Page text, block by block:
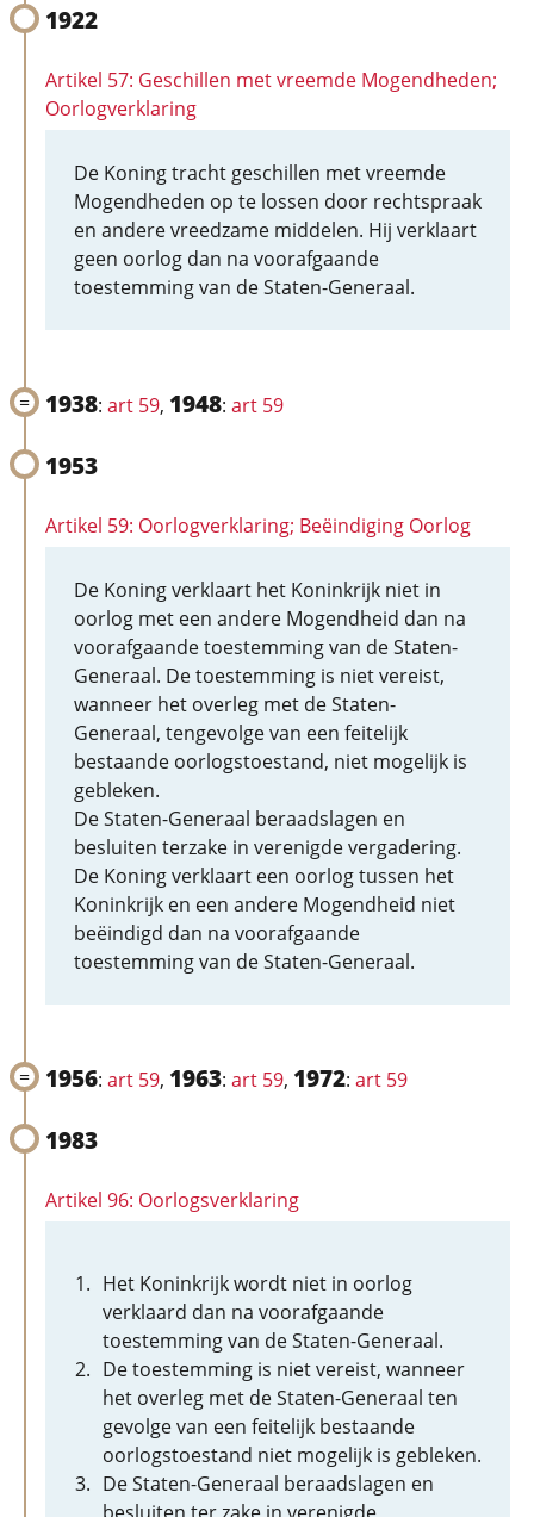
1922
Artikel 57: Geschillen met vreemde Mogendheden;
Oorlogverklaring
De Koning tracht geschillen met vreemde
Mogendheden op te lossen door rechtspraak
en andere vreedzame middelen. Hij verklaart
geen oorlog dan na voorafgaande
toestemming van de Staten-Generaal.
1938: art 59, 1948: art 59
1953
Artikel 59: Oorlogverklaring; Beëindiging Oorlog
De Koning verklaart het Koninkrijk niet in
oorlog met een andere Mogendheid dan na
voorafgaande toestemming van de Staten-
Generaal. De toestemming is niet vereist,
wanneer het overleg met de Staten-
Generaal, tengevolge van een feitelijk
bestaande oorlogstoestand, niet mogelijk is
gebleken.
De Staten-Generaal beraadslagen en
besluiten terzake in verenigde vergadering.
De Koning verklaart een oorlog tussen het
Koninkrijk en een andere Mogendheid niet
beëindigd dan na voorafgaande
toestemming van de Staten-Generaal.
1956: art 59, 1963: art 59, 1972: art 59
1983
Artikel 96: Oorlogsverklaring
Het Koninkrijk wordt niet in oorlog
verklaard dan na voorafgaande
toestemming van de Staten-Generaal.
De toestemming is niet vereist, wanneer
het overleg met de Staten-Generaal ten
gevolge van een feitelijk bestaande
oorlogstoestand niet mogelijk is gebleken.
De Staten-Generaal beraadslagen en